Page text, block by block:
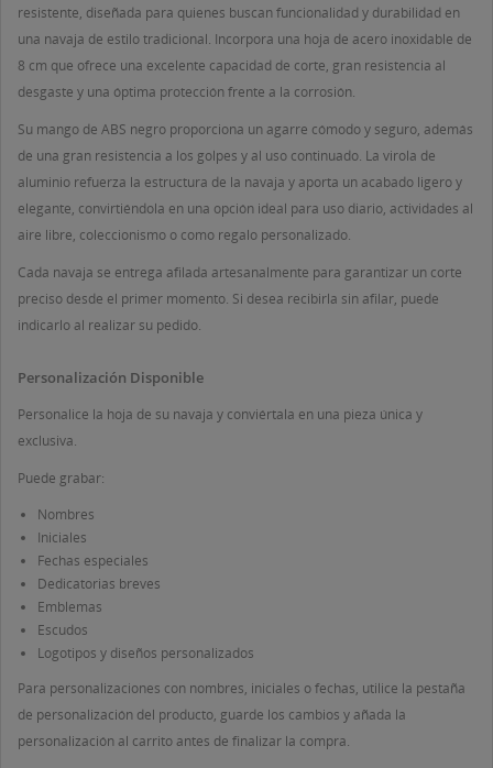
resistente, diseñada para quienes buscan funcionalidad y durabilidad en
una navaja de estilo tradicional. Incorpora una hoja de acero inoxidable de
8 cm que ofrece una excelente capacidad de corte, gran resistencia al
desgaste y una óptima protección frente a la corrosión.
Su mango de ABS negro proporciona un agarre cómodo y seguro, además
de una gran resistencia a los golpes y al uso continuado. La virola de
aluminio refuerza la estructura de la navaja y aporta un acabado ligero y
elegante, convirtiéndola en una opción ideal para uso diario, actividades al
aire libre, coleccionismo o como regalo personalizado.
Cada navaja se entrega afilada artesanalmente para garantizar un corte
preciso desde el primer momento. Si desea recibirla sin afilar, puede
indicarlo al realizar su pedido.
Personalización Disponible
Personalice la hoja de su navaja y conviértala en una pieza única y
exclusiva.
Puede grabar:
Nombres
Iniciales
Fechas especiales
Dedicatorias breves
Emblemas
Escudos
Logotipos y diseños personalizados
Para personalizaciones con nombres, iniciales o fechas, utilice la pestaña
de personalización del producto, guarde los cambios y añada la
personalización al carrito antes de finalizar la compra.
MI LISTA DE DESEOS
((TITLE))
((CANCELTEXT))
INICIAR SESIÓN
de deseos.